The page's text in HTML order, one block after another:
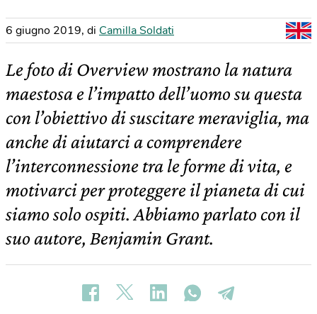
6 giugno 2019, di Camilla Soldati
Le foto di Overview mostrano la natura
maestosa e l’impatto dell’uomo su questa
con l’obiettivo di suscitare meraviglia, ma
anche di aiutarci a comprendere
l’interconnessione tra le forme di vita, e
motivarci per proteggere il pianeta di cui
siamo solo ospiti. Abbiamo parlato con il
suo autore, Benjamin Grant.